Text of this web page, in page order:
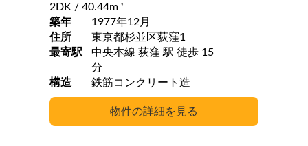
2DK / 40.44m 2
築年
1977年12月
住所
東京都杉並区荻窪1
最寄駅
中央本線 荻窪 駅 徒歩 15
分
構造
鉄筋コンクリート造